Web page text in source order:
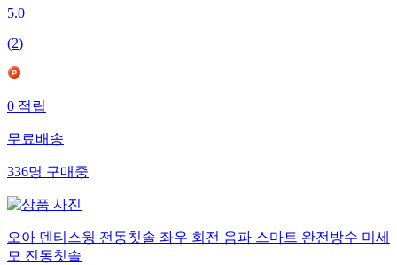
5.0
(2)
0 적립
무료배송
336명 구매중
오아 덴티스윙 전동칫솔 좌우 회전 음파 스마트 완전방수 미세
모 진동칫솔